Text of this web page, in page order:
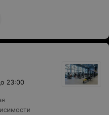
отличным
себя
23:00